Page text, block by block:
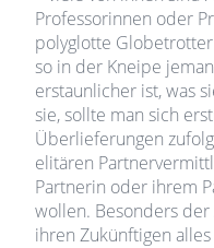
Professorinnen oder
polyglotte
so in der Kneipe
erstaunlicher ist, was
sie, sollte man sich
Überlieferungen
elitären
Partnerin oder ihrem
wollen. Besonders
ihren Zukünftigen